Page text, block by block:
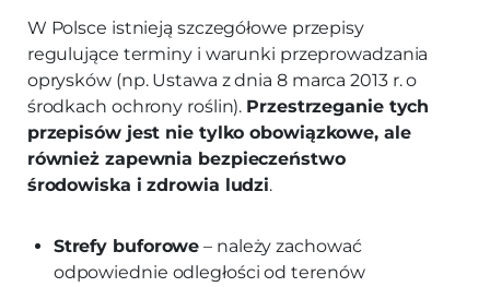
W Polsce istnieją szczegółowe przepisy
regulujące terminy i warunki przeprowadzania
oprysków (np. Ustawa z dnia 8 marca 2013 r. o
środkach ochrony roślin). Przestrzeganie tych
przepisów jest nie tylko obowiązkowe, ale
również zapewnia bezpieczeństwo
środowiska i zdrowia ludzi.
Strefy buforowe – należy zachować
odpowiednie odległości od terenów